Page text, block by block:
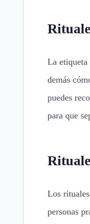
La etiqueta
demás
puedes
para que
Los
personas